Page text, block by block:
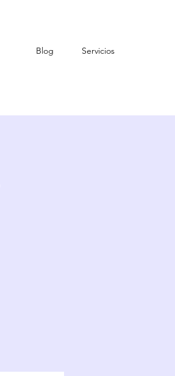
Blog Servicios